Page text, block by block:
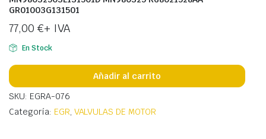
GR01003G131501
77,00 €+ IVA
En Stock
Añadir al carrito
SKU: EGRA-076
Categoría: EGR, VALVULAS DE MOTOR